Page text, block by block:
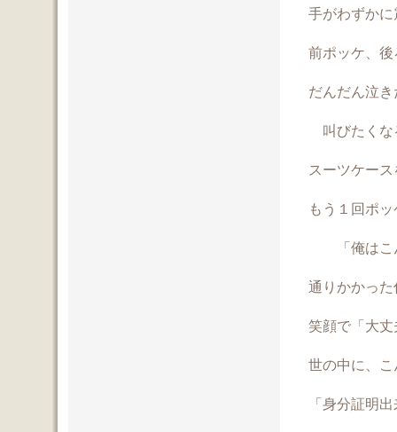
手がわずか
前ポッケ、
だんだん泣
叫びたくな
スーツケー
もう１回ポ
「俺はこ
通りかかっ
笑顔で「大
世の中に、こ
「身分証明